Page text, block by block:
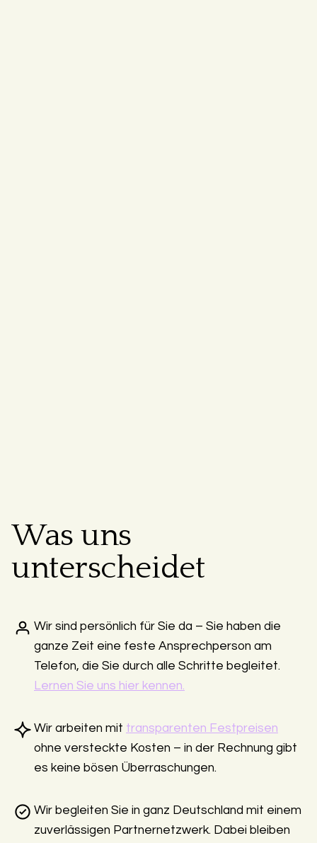
Was uns
unterscheidet
Wir sind persönlich für Sie da – Sie haben die
ganze Zeit eine feste Ansprechperson am
Telefon, die Sie durch alle Schritte begleitet.
Lernen Sie uns hier kennen.
Wir arbeiten mit transparenten Festpreisen
ohne versteckte Kosten – in der Rechnung gibt
es keine bösen Überraschungen.
Wir begleiten Sie in ganz Deutschland mit einem
zuverlässigen Partnernetzwerk. Dabei bleiben